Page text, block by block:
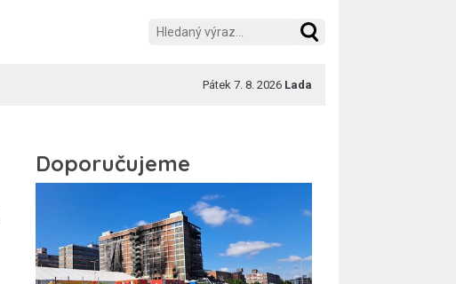
Pátek 7. 8. 2026 Lada